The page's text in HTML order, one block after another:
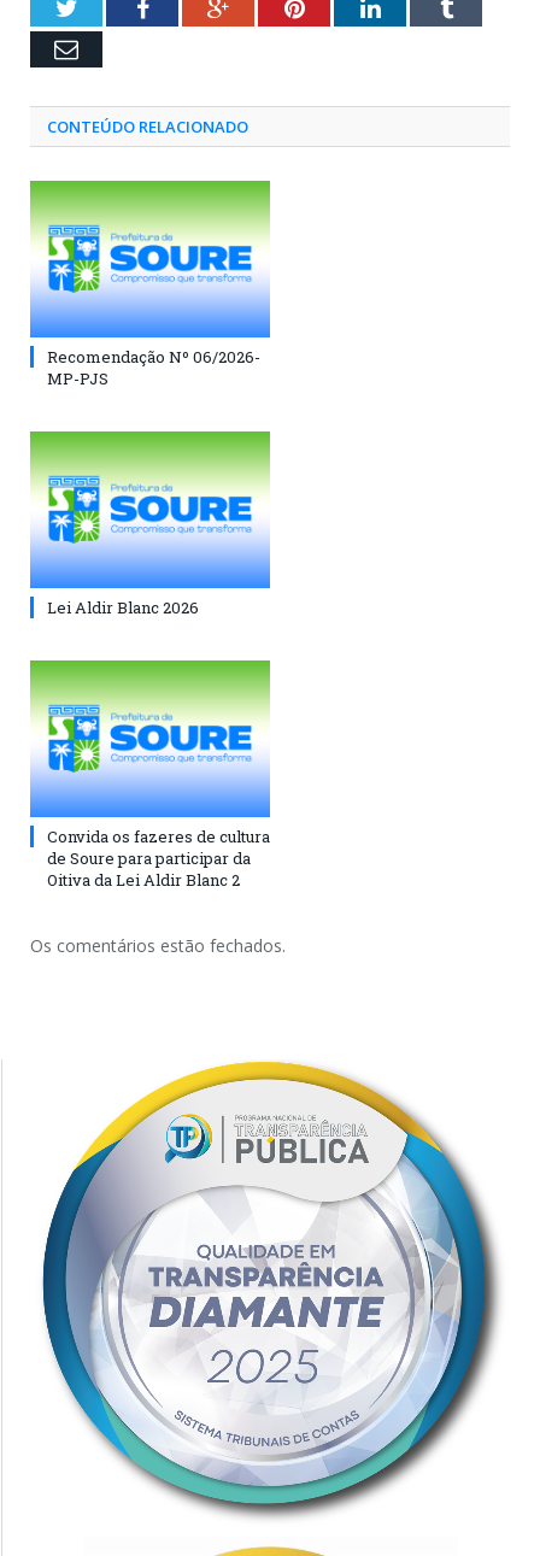
TwitterFacebookGoogle+PinterestLinkedInTumblr
Email
CONTEÚDO RELACIONADO
Recomendação Nº 06/2026-
MP-PJS
Lei Aldir Blanc 2026
Convida os fazeres de cultura
de Soure para participar da
Oitiva da Lei Aldir Blanc 2
Os comentários estão fechados.